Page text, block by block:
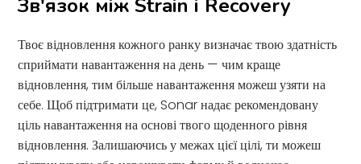
Зв'язок між Strain і Recovery
Твоє відновлення кожного ранку визначає твою здатність
сприймати навантаження на день — чим краще
відновлення, тим більше навантаження можеш узяти на
себе. Щоб підтримати це, Sonar надає рекомендовану
ціль навантаження на основі твого щоденного рівня
відновлення. Залишаючись у межах цієї цілі, ти можеш